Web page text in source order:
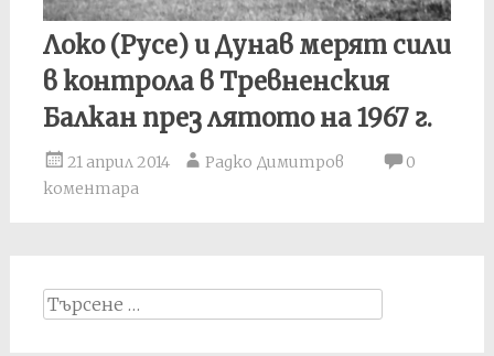
Локо (Русе) и Дунав мерят сили
в контрола в Тревненския
Балкан през лятото на 1967 г.
21 април 2014 Радко Димитров
0
коментара
Search
for: